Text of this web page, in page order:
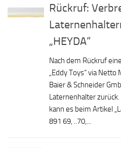
Rückruf:
„HEYDA“
Nach dem Rückruf
„Eddy Toys“ via
Baier & Schneider
Laternenhalter
kann es beim Artikel
891 69, ..70,...